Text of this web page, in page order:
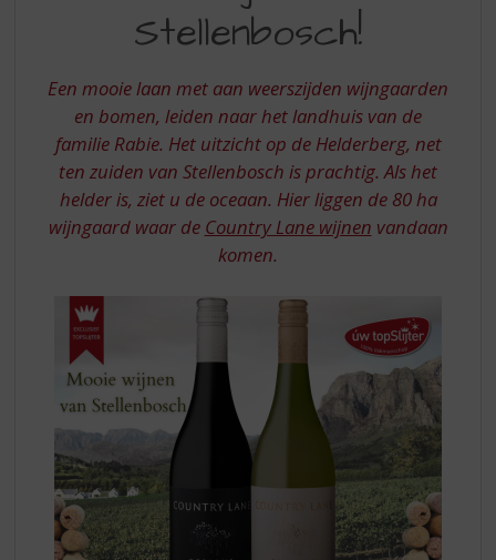
Stellenbosch!
Een mooie laan met aan weerszijden wijngaarden
en bomen, leiden naar het landhuis van de
familie Rabie. Het uitzicht op de Helderberg, net
ten zuiden van Stellenbosch is prachtig. Als het
helder is, ziet u de oceaan. Hier liggen de 80 ha
wijngaard waar de Country Lane wijnen vandaan
komen.